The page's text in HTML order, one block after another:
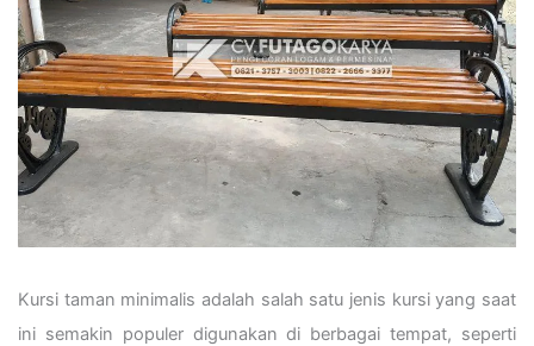
Kursi taman minimalis adalah salah satu jenis kursi yang saat
ini semakin populer digunakan di berbagai tempat, seperti